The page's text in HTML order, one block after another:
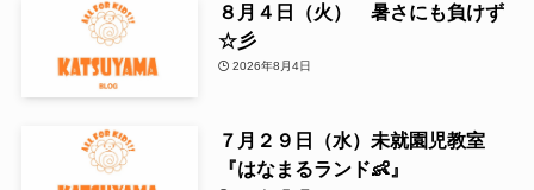
８月４日（火） 暑さにも負けず
☆彡
2026年8月4日
７月２９日（水）未就園児教室
『はなまるランド👶』